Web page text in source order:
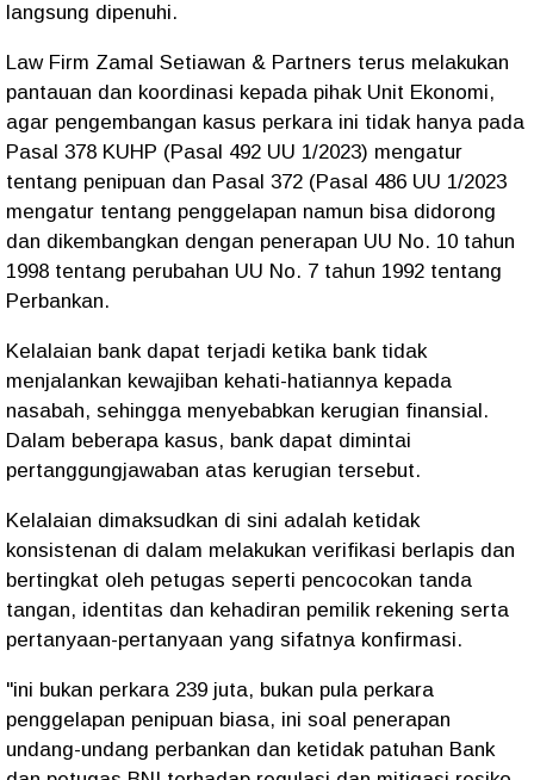
langsung dipenuhi.
Law Firm Zamal Setiawan & Partners terus melakukan
pantauan dan koordinasi kepada pihak Unit Ekonomi,
agar pengembangan kasus perkara ini tidak hanya pada
Pasal 378 KUHP (Pasal 492 UU 1/2023) mengatur
tentang penipuan dan Pasal 372 (Pasal 486 UU 1/2023
mengatur tentang penggelapan namun bisa didorong
dan dikembangkan dengan penerapan UU No. 10 tahun
1998 tentang perubahan UU No. 7 tahun 1992 tentang
Perbankan.
Kelalaian bank dapat terjadi ketika bank tidak
menjalankan kewajiban kehati-hatiannya kepada
nasabah, sehingga menyebabkan kerugian finansial.
Dalam beberapa kasus, bank dapat dimintai
pertanggungjawaban atas kerugian tersebut.
Kelalaian dimaksudkan di sini adalah ketidak
konsistenan di dalam melakukan verifikasi berlapis dan
bertingkat oleh petugas seperti pencocokan tanda
tangan, identitas dan kehadiran pemilik rekening serta
pertanyaan-pertanyaan yang sifatnya konfirmasi.
"ini bukan perkara 239 juta, bukan pula perkara
penggelapan penipuan biasa, ini soal penerapan
undang-undang perbankan dan ketidak patuhan Bank